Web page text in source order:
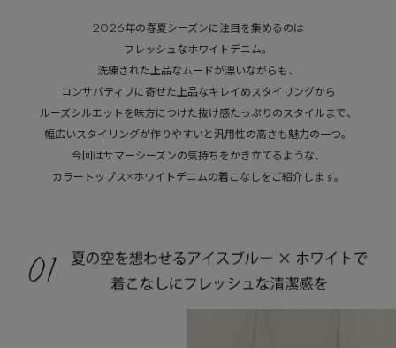
2026年の春夏シーズンに注目を集めるのは
フレッシュなホワイトデニム。
洗練された上品なムードが漂いながらも、
コンサバティブに寄せた上品なキレイめスタイリングから
ルーズシルエットを味方につけた抜け感たっぷりのスタイルまで、
幅広いスタイリングが作りやすいと汎用性の高さも魅力の一つ。
今回はサマーシーズンの気持ちをかき立てるような、
カラートップス×ホワイトデニムの着こなしをご紹介します。